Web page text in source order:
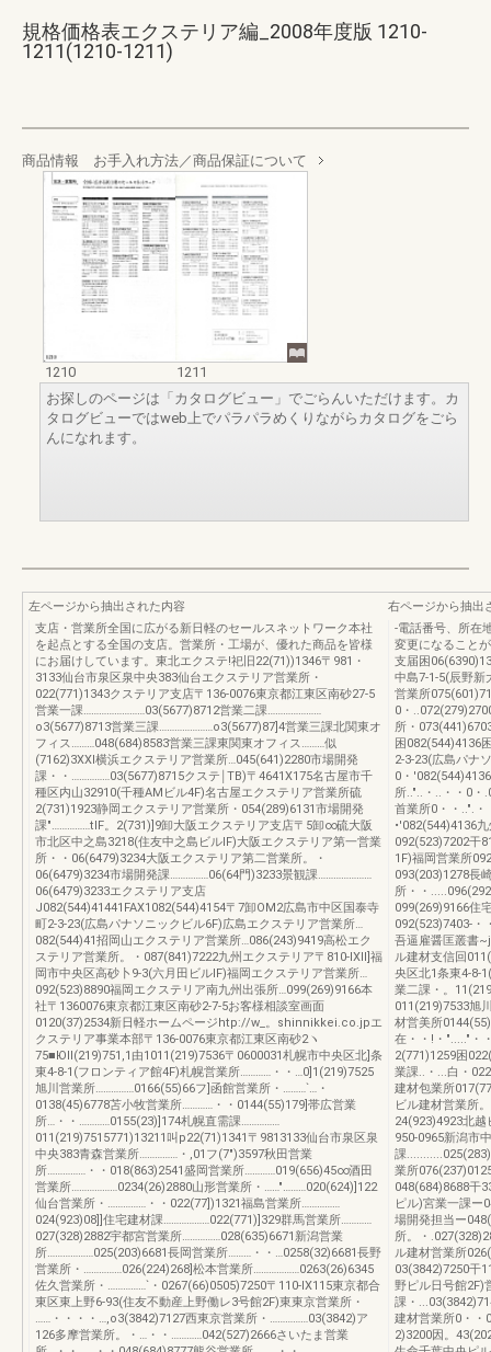
規格価格表エクステリア編_2008年度版 1210-
1211(1210-1211)
商品情報 お手入れ方法／商品保証について
1210
1211
お探しのページは「カタログビュー」でごらんいただけます。カ
タログビューではweb上でパラパラめくりながらカタログをごら
んになれます。
左ページから抽出された内容
支店・営業所全国に広がる新日軽のセールスネットワーク本社
を起点とする全国の支店。営業所・工場が、優れた商品を皆様
にお届けしています。東北エクステ!祀旧22(71))1346〒981・
3133仙台市泉区泉中央383仙台エクステリア営業所・
022(771)1343クステリア支店〒136-0076東京都江東区南砂27-5
営業一課……………………03(5677)8712営業二課…………………
o3(5677)8713営業三課…………………o3(5677)87]4営業三課北関東オ
フィス………048(684)8583営業三課東関東オフィス………似
(7162)3XXl横浜エクステリア営業所…045(641)2280市場開発
課・・……………03(5677)8715クステ￨TB)〒4641X175名古屋市千
種区内山32910(千種AMビル4F)名古屋エクステリア営業所硫
2(731)1923静岡エクステリア営業所・054(289)6131市場開発
課"……………tlF。2(731)]9卸大阪エクステリア支店〒5卸∞硫大阪
市北区中之島3218(住友中之島ビルlF)大阪エクステリア第一営業
所・・06(6479)3234大阪エクステリア第二営業所。・
06(6479)3234市場開発課……………06(64門)3233景観課…………………
06(6479)3233エクステリア支店
J082(544)41441FAX1082(544)4154〒7卸OM2広島市中区国泰寺
町2-3-23(広島パナソニックビル6F)広島エクステリア営業所…
082(544)41招岡山エクステリア営業所…086(243)9419高松エク
ステリア営業所。・087(841)7222九州エクステリア〒810-lXll]福
岡市中央区高砂卜9-3(六月田ビルlF)福岡エクステリア営業所…
092(523)8890福岡エクステリア南九州出張所…099(269)9166本
社〒1360076東京都江東区南砂2-7-5お客様相談室画面
0120(37)2534新日軽ホームページhtp://w_。shinnikkei.co.jpエ
クステリア事業本部〒136-0076東京都江東区南砂2ヽ
75■Юll(219)751,1由1011(219)7536〒0600031札幌市中央区北]条
東4-8-1(フロンティア館4F)札幌営業所…………・・…0]1(219)7525
旭川営業所……………0166(55)66フ]函館営業所・………`…・
0138(45)6778苫小牧営業所…………・・0144(55)179]帯広営業
所…・・…………0155(23)]174札幌直需課……………
011(219)7515771)13211叫p22(71)1341〒9813133仙台市泉区泉
中央383青森営業所……………・,01フ(7″)3597秋田営業
所……………・・018(863)2541盛岡営業所…………019(656)45∞酒田
営業所………………0234(26)2880山形営業所・……"………020(624)]122
仙台営業所・……………・・022(77])1321福島営業所……………
024(923)08]]住宅建材課………………022(771)]329群馬営業所…………
027(328)2882宇都宮営業所……………028(635)6671新潟営業
所………………025(203)6681長岡営業所………・・…0258(32)6681長野
営業所・……………026(224)268]松本営業所………………0263(26)6345
佐久営業所・……………`・0267(66)0505)7250〒110-lX115東京都合
東区東上野6-93(住友不動産上野働レ3号館2F)東東京営業所・
……・・・・…,o3(3842)7127西東京営業所・……………03(3842)ア
126多摩営業所。・…・・…………042(527)2666さいたま営業
右ページから抽出
-電話番号、所在
変更になること
支届困
中島7-1-5(辰野新
営業所
0・
所・
困082(544)4136
2-3-23(広島パナ
0・
所.."..・..・・0・
首業所0・・..".・
•'082(544)4136
092(523)7202干
1F)福岡営業所
093(203)1278長
所・・
099(269)9166住
092(523)7403-・
吾逼雇醤匡叢書
ル建材支信回
央区北1条東4-8-
業二課・。
011(219)7533旭
材営美所
在・・!・"....."・
2(771)1259困
業課..・...白・
建材包業所
ビル建材営業所
24(923)4923北
950-0965新潟市
課
業所
048(684)8688干
ピル)宮業一課ー
場開発担当ー
所。・
ル建材営業所
03(3842)7250干
野ピル日号館2F)
課・
建材営業所0・・
2)3200因。